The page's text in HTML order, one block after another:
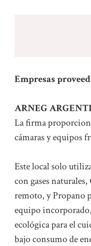
Empresas
ARNEG
La firma
cámaras y equipos
Este local solo
con gases
remoto, y Propano
equipo
ecológica para el
bajo consumo de